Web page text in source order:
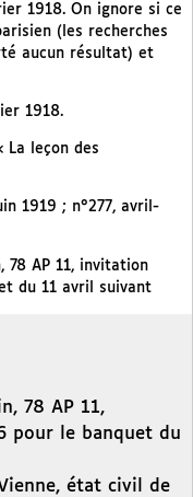
1918. On ignore si ce
(les recherches
aucun résultat) et
1918.
La leçon des
1919 ; n°277, avril-
78 AP 11, invitation
du 11 avril suivant
78 AP 11,
pour le banquet du
état civil de